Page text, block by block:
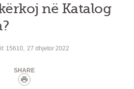
në Katalog
15610 27 dhjetor 2022
SHARE
linkText